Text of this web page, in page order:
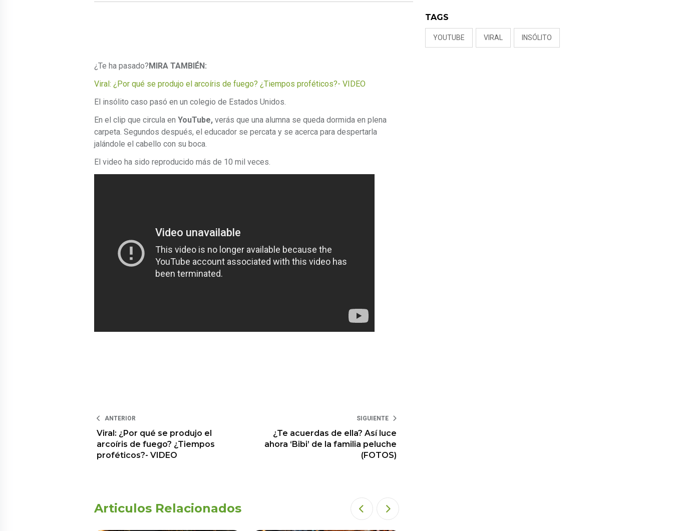
¿Te ha pasado?MIRA TAMBIÉN:
Viral: ¿Por qué se produjo el arcoíris de fuego? ¿Tiempos proféticos?- VIDEO
El insólito caso pasó en un colegio de Estados Unidos.
En el clip que circula en YouTube, verás que una alumna se queda dormida en plena
carpeta. Segundos después, el educador se percata y se acerca para despertarla
jalándole el cabello con su boca.
El video ha sido reproducido más de 10 mil veces.
ANTERIOR
Viral: ¿Por qué se produjo el
arcoíris de fuego? ¿Tiempos
proféticos?- VIDEO
SIGUIENTE
¿Te acuerdas de ella? Así luce
ahora ‘Bibi’ de la familia peluche
(FOTOS)
Articulos Relacionados
TAGS
YOUTUBE VIRAL INSÓLITO